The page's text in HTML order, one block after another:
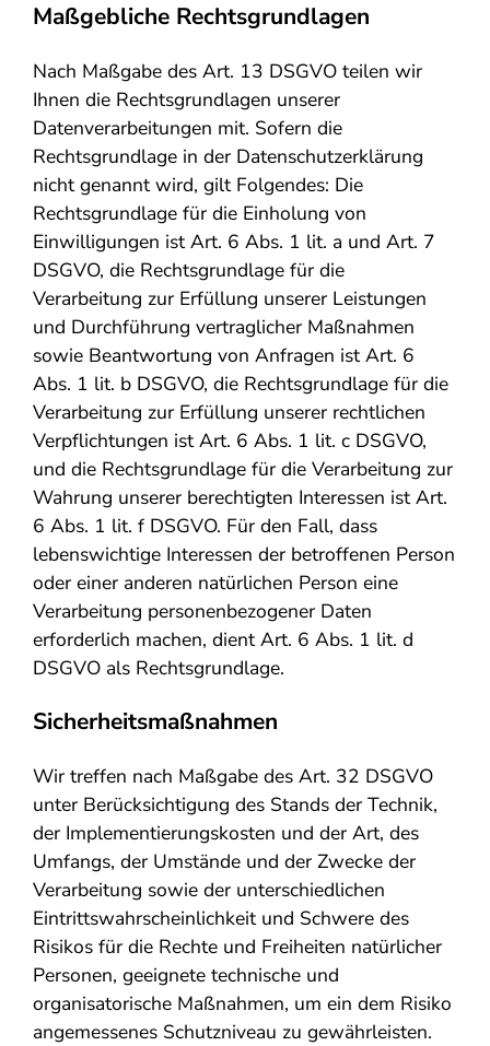
Maßgebliche Rechtsgrundlagen
Nach Maßgabe des Art. 13 DSGVO teilen wir
Ihnen die Rechtsgrundlagen unserer
Datenverarbeitungen mit. Sofern die
Rechtsgrundlage in der Datenschutzerklärung
nicht genannt wird, gilt Folgendes: Die
Rechtsgrundlage für die Einholung von
Einwilligungen ist Art. 6 Abs. 1 lit. a und Art. 7
DSGVO, die Rechtsgrundlage für die
Verarbeitung zur Erfüllung unserer Leistungen
und Durchführung vertraglicher Maßnahmen
sowie Beantwortung von Anfragen ist Art. 6
Abs. 1 lit. b DSGVO, die Rechtsgrundlage für die
Verarbeitung zur Erfüllung unserer rechtlichen
Verpflichtungen ist Art. 6 Abs. 1 lit. c DSGVO,
und die Rechtsgrundlage für die Verarbeitung zur
Wahrung unserer berechtigten Interessen ist Art.
6 Abs. 1 lit. f DSGVO. Für den Fall, dass
lebenswichtige Interessen der betroffenen Person
oder einer anderen natürlichen Person eine
Verarbeitung personenbezogener Daten
erforderlich machen, dient Art. 6 Abs. 1 lit. d
DSGVO als Rechtsgrundlage.
Sicherheitsmaßnahmen
Wir treffen nach Maßgabe des Art. 32 DSGVO
unter Berücksichtigung des Stands der Technik,
der Implementierungskosten und der Art, des
Umfangs, der Umstände und der Zwecke der
Verarbeitung sowie der unterschiedlichen
Eintrittswahrscheinlichkeit und Schwere des
Risikos für die Rechte und Freiheiten natürlicher
Personen, geeignete technische und
organisatorische Maßnahmen, um ein dem Risiko
angemessenes Schutzniveau zu gewährleisten.